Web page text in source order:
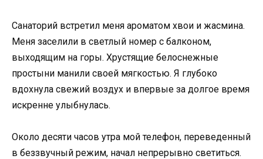
Санаторий встретил меня ароматом хвои и жасмина.
Меня заселили в светлый номер с балконом,
выходящим на горы. Хрустящие белоснежные
простыни манили своей мягкостью. Я глубоко
вдохнула свежий воздух и впервые за долгое время
искренне улыбнулась.
Около десяти часов утра мой телефон, переведенный
в беззвучный режим, начал непрерывно светиться.